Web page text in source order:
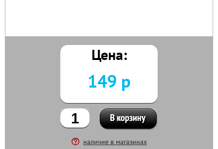
Цена:
149 р
наличие в магазинах